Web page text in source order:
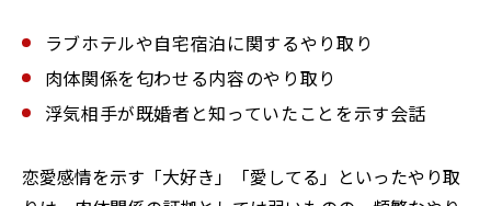
ラブホテルや自宅宿泊に関するやり取り
肉体関係を匂わせる内容のやり取り
浮気相手が既婚者と知っていたことを示す会話
恋愛感情を示す「大好き」「愛してる」といったやり取